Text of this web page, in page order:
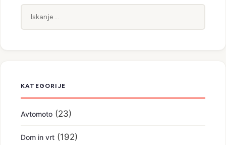
KATEGORIJE
Avtomoto (23)
Dom in vrt (192)